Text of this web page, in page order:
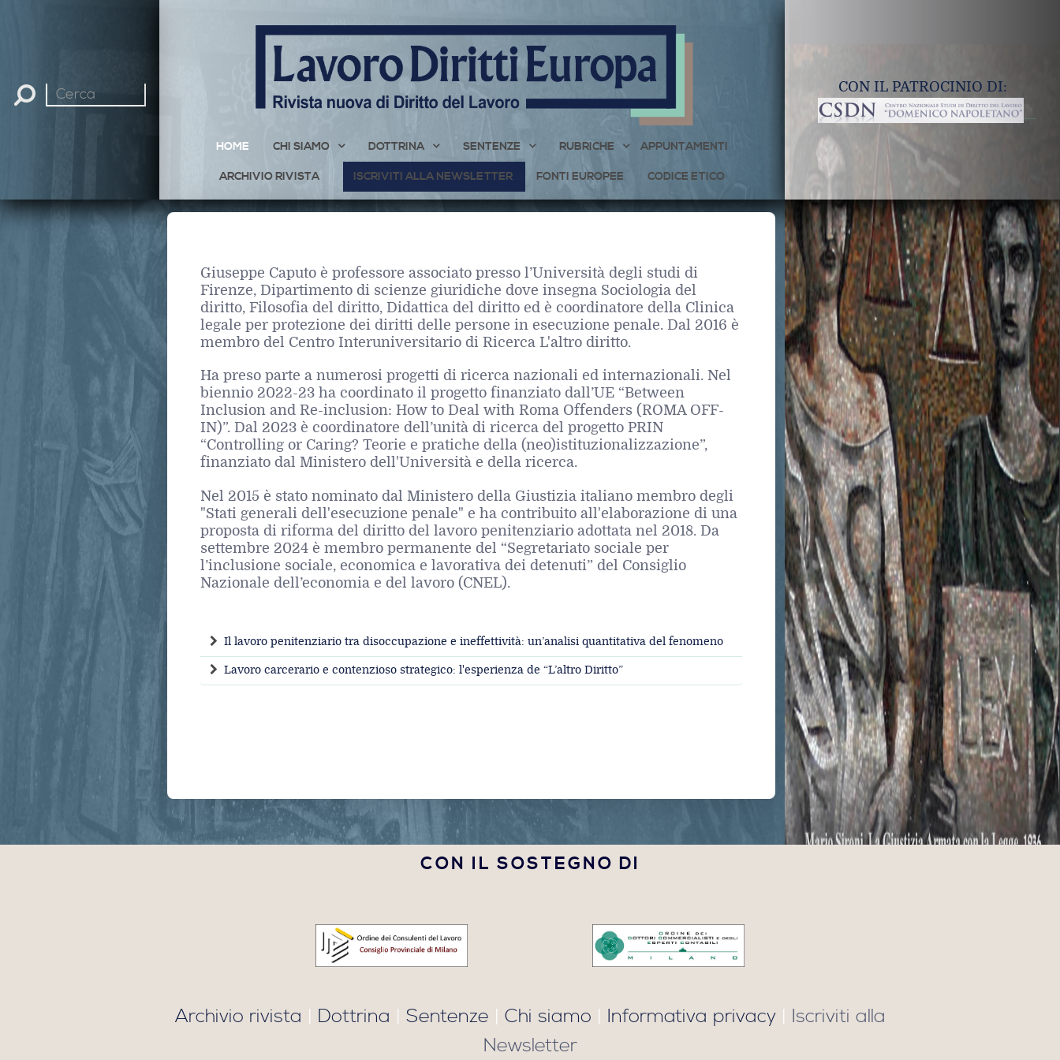
Cerca
nel
HOME CHI SIAMO DOTTRINA SENTENZE RUBRICHE APPUNTAMENTI
ARCHIVIO RIVISTA ISCRIVITI ALLA NEWSLETTER FONTI EUROPEE CODICE ETICO
CON IL PATROCINIO DI:
Giuseppe Caputo è professore associato presso l’Università degli studi di
Firenze, Dipartimento di scienze giuridiche dove insegna Sociologia del
diritto, Filosofia del diritto, Didattica del diritto ed è coordinatore della Clinica
legale per protezione dei diritti delle persone in esecuzione penale. Dal 2016 è
membro del Centro Interuniversitario di Ricerca L'altro diritto.
Ha preso parte a numerosi progetti di ricerca nazionali ed internazionali. Nel
biennio 2022-23 ha coordinato il progetto finanziato dall’UE “Between
Inclusion and Re-inclusion: How to Deal with Roma Offenders (ROMA OFF-
IN)”. Dal 2023 è coordinatore dell’unità di ricerca del progetto PRIN
“Controlling or Caring? Teorie e pratiche della (neo)istituzionalizzazione”,
finanziato dal Ministero dell'Università e della ricerca.
Nel 2015 è stato nominato dal Ministero della Giustizia italiano membro degli
"Stati generali dell'esecuzione penale" e ha contribuito all'elaborazione di una
proposta di riforma del diritto del lavoro penitenziario adottata nel 2018. Da
settembre 2024 è membro permanente del “Segretariato sociale per
l’inclusione sociale, economica e lavorativa dei detenuti” del Consiglio
Nazionale dell’economia e del lavoro (CNEL).
Il lavoro penitenziario tra disoccupazione e ineffettività: un’analisi quantitativa del fenomeno
Lavoro carcerario e contenzioso strategico: l'esperienza de “L’altro Diritto”
CON IL SOSTEGNO DI
Archivio rivista | Dottrina | Sentenze | Chi siamo | Informativa privacy| Iscriviti alla
Newsletter